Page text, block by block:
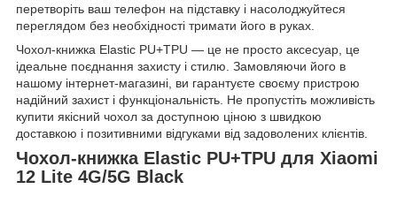
перетворіть ваш телефон на підставку і насолоджуйтеся
переглядом без необхідності тримати його в руках.
Чохол-книжка Elastic PU+TPU — це не просто аксесуар, це
ідеальне поєднання захисту і стилю. Замовляючи його в
нашому інтернет-магазині, ви гарантуєте своєму пристрою
надійний захист і функціональність. Не пропустіть можливість
купити якісний чохол за доступною ціною з швидкою
доставкою і позитивними відгуками від задоволених клієнтів.
Чохол-книжка Elastic PU+TPU для Xiaomi
12 Lite 4G/5G Black